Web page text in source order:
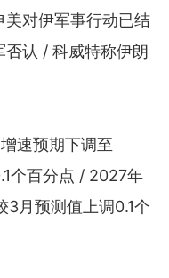
对伊军事行动已结
认 / 科威特称伊朗
速预期下调至
个百分点 / 2027年
3月预测值上调0.1个